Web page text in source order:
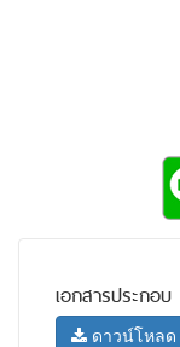
เอกสารประกอบ
ดาวน์โหลด